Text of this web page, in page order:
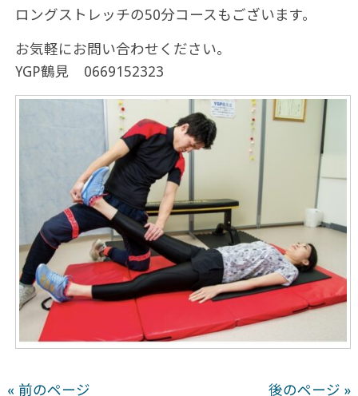
ロングストレッチの50分コースもございます。
お気軽にお問い合わせください。
YGP鶴見 0669152323
« 前のページ 後のページ »